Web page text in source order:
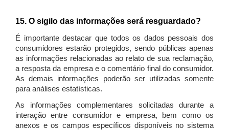
15. O sigilo das informações será resguardado?
É importante destacar que todos os dados pessoais dos
consumidores estarão protegidos, sendo públicas apenas
as informações relacionadas ao relato de sua reclamação,
a resposta da empresa e o comentário final do consumidor.
As demais informações poderão ser utilizadas somente
para análises estatísticas.
As informações complementares solicitadas durante a
interação entre consumidor e empresa, bem como os
anexos e os campos específicos disponíveis no sistema